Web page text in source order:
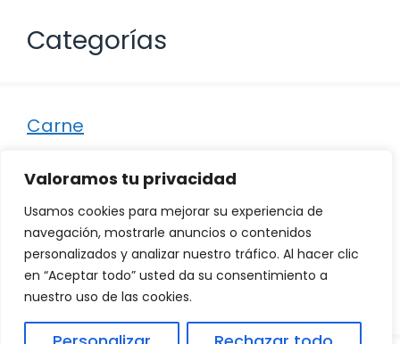
Valoramos tu privacidad
Usamos cookies para mejorar su experiencia de
navegación, mostrarle anuncios o contenidos
personalizados y analizar nuestro tráfico. Al hacer clic
en “Aceptar todo” usted da su consentimiento a
nuestro uso de las cookies.
Categorías
Carne
Otro
Pescado
Recetas